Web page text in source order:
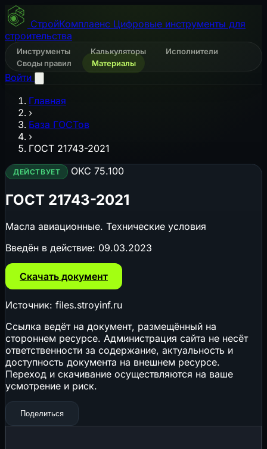
СтройКомплаенс Цифровые инструменты для
строительства
Инструменты Калькуляторы
Исполнители
Своды правил
Материалы
Войти
Главная
›
База ГОСТов
›
ГОСТ 21743-2021
ДЕЙСТВУЕТ ОКС 75.100
ГОСТ 21743-2021
Масла авиационные. Технические условия
Введён в действие: 09.03.2023
Скачать документ
Источник: files.stroyinf.ru
Ссылка ведёт на документ, размещённый на
стороннем ресурсе. Администрация сайта не несёт
ответственности за содержание, актуальность и
доступность документа на внешнем ресурсе.
Переход и скачивание осуществляются на ваше
усмотрение и риск.
Поделиться